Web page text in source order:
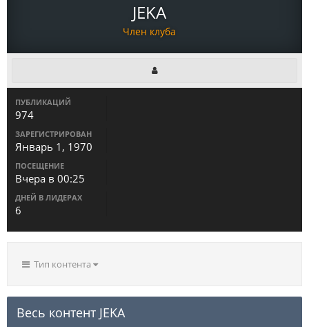
JEKA
Член клуба
ПУБЛИКАЦИЙ
974
ЗАРЕГИСТРИРОВАН
Январь 1, 1970
ПОСЕЩЕНИЕ
Вчера в 00:25
ДНЕЙ В ЛИДЕРАХ
6
Тип контента
Весь контент JEKA